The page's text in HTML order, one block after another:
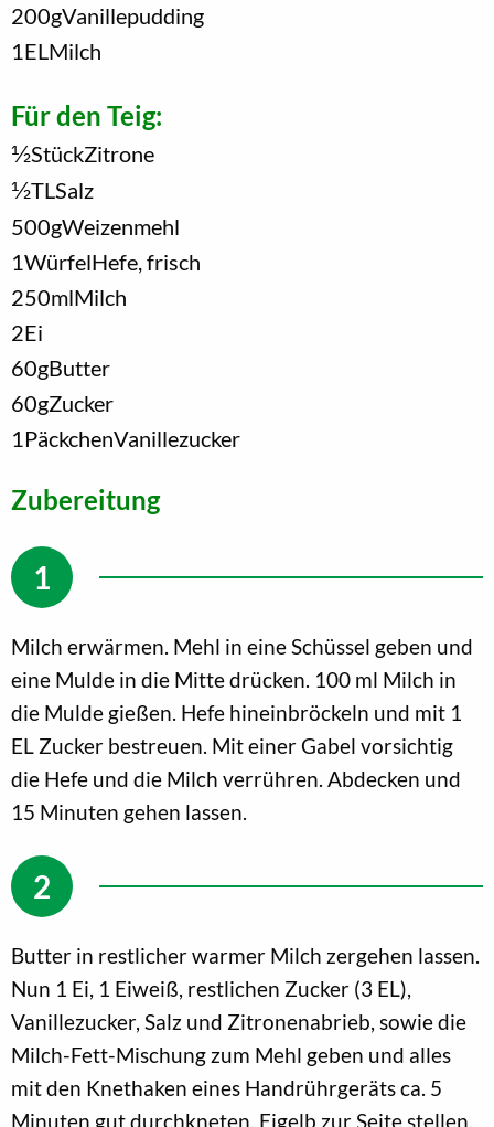
200gVanillepudding
1 EL Milch
Für den Teig:
1/2StückZitrone
1/2TL Salz
500gWeizenmehl
1WürfelHefe, frisch
250mlMilch
2Ei
60gButter
60gZucker
1 PäckchenVanillezucker
Zubereitung
Milch erwärmen. Mehl in eine Schüssel geben und
eine Mulde in die Mitte drücken. 100 ml Milch in
die Mulde gießen. Hefe hineinbröckeln und mit 1
EL Zucker bestreuen. Mit einer Gabel vorsichtig
die Hefe und die Milch verrühren. Abdecken und
15 Minuten gehen lassen.
Butter in restlicher warmer Milch zergehen lassen.
Nun 1 Ei, 1 Eiweiß, restlichen Zucker (3 EL),
Vanillezucker, Salz und Zitronenabrieb, sowie die
Milch-Fett-Mischung zum Mehl geben und alles
mit den Knethaken eines Handrührgeräts ca. 5
Minuten gut durchkneten. Eigelb zur Seite stellen.